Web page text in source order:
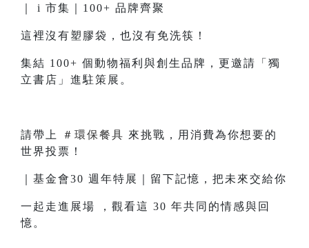
｜ i 市集｜100+ 品牌齊聚
這裡沒有塑膠袋，也沒有免洗筷！
集結 100+ 個動物福利與創生品牌，更邀請「獨
立書店」進駐策展。
請帶上 ＃環保餐具 來挑戰，用消費為你想要的
世界投票！
｜基金會30 週年特展｜留下記憶，把未來交給你
一起走進展場 ，觀看這 30 年共同的情感與回
憶。